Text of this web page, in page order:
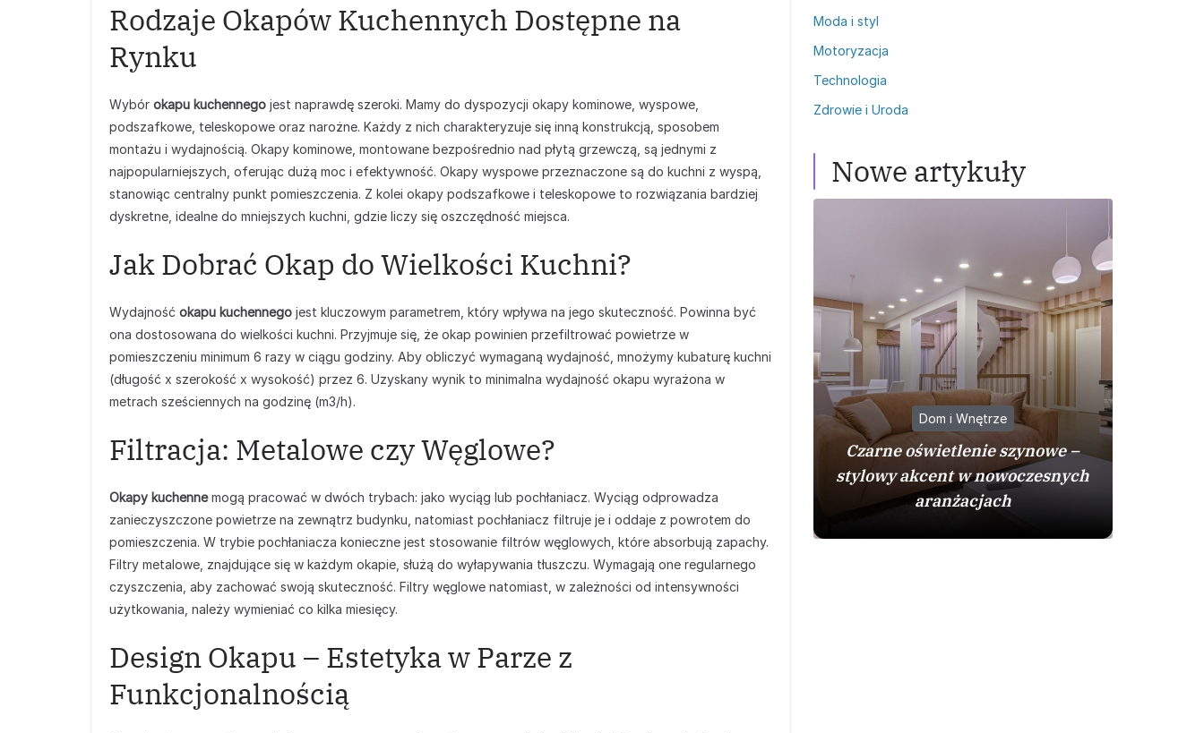
Rodzaje Okapów Kuchennych Dostępne na
Rynku
Wybór okapu kuchennego jest naprawdę szeroki. Mamy do dyspozycji okapy kominowe, wyspowe,
podszafkowe, teleskopowe oraz narożne. Każdy z nich charakteryzuje się inną konstrukcją, sposobem
montażu i wydajnością. Okapy kominowe, montowane bezpośrednio nad płytą grzewczą, są jednymi z
najpopularniejszych, oferując dużą moc i efektywność. Okapy wyspowe przeznaczone są do kuchni z wyspą,
stanowiąc centralny punkt pomieszczenia. Z kolei okapy podszafkowe i teleskopowe to rozwiązania bardziej
dyskretne, idealne do mniejszych kuchni, gdzie liczy się oszczędność miejsca.
Jak Dobrać Okap do Wielkości Kuchni?
Wydajność okapu kuchennego jest kluczowym parametrem, który wpływa na jego skuteczność. Powinna być
ona dostosowana do wielkości kuchni. Przyjmuje się, że okap powinien przefiltrować powietrze w
pomieszczeniu minimum 6 razy w ciągu godziny. Aby obliczyć wymaganą wydajność, mnożymy kubaturę kuchni
(długość x szerokość x wysokość) przez 6. Uzyskany wynik to minimalna wydajność okapu wyrażona w
metrach sześciennych na godzinę (m3/h).
Filtracja: Metalowe czy Węglowe?
Okapy kuchennemogą pracować w dwóch trybach: jako wyciąg lub pochłaniacz. Wyciąg odprowadza
zanieczyszczone powietrze na zewnątrz budynku, natomiast pochłaniacz filtruje je i oddaje z powrotem do
pomieszczenia. W trybie pochłaniacza konieczne jest stosowanie filtrów węglowych, które absorbują zapachy.
Filtry metalowe, znajdujące się w każdym okapie, służą do wyłapywania tłuszczu. Wymagają one regularnego
czyszczenia, aby zachować swoją skuteczność. Filtry węglowe natomiast, w zależności od intensywności
użytkowania, należy wymieniać co kilka miesięcy.
Design Okapu – Estetyka w Parze z
Funkcjonalnością
Moda i styl
Motoryzacja
Technologia
Zdrowie i Uroda
Nowe artykuły
Dom i Wnętrze
Czarne oświetlenie szynowe –
stylowy akcent w nowoczesnych
aranżacjach